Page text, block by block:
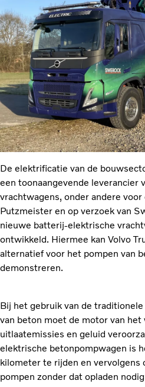
De elektrificatie van de
een toonaangevende leverancier
vrachtwagens, onder andere
Putzmeister en op verzoek van
nieuwe batterij-elektrische
ontwikkeld. Hiermee kan Volvo
alternatief voor het pompen van
demonstreren.
Bij het gebruik van de
van beton moet de motor van
uitlaatemissies en geluid
elektrische betonpompwagen is
kilometer te rijden en vervolgens
pompen zonder dat opladen